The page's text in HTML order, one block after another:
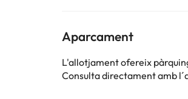
Aparcament
L'allotjament ofereix
Consulta directament amb